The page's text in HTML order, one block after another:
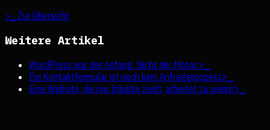
>_ Zur Übersicht
Weitere Artikel
WordPress war der Anfang. Nicht der Motor.>_
Ein Kontaktformular ist noch kein Anfrageprozess>_
Eine Website, die nur Inhalte zeigt, arbeitet zu wenig>_